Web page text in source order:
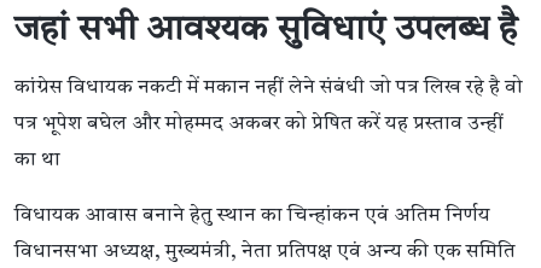
जहां सभी आवश्यक सुविधाएं उपलब्ध है
कांग्रेस विधायक नकटी में मकान नहीं लेने संबंधी जो पत्र लिख रहे है वो
पत्र भूपेश बघेल और मोहम्मद अकबर को प्रेषित करें यह प्रस्ताव उन्हीं
का था
विधायक आवास बनाने हेतु स्थान का चिन्हांकन एवं अतिम निर्णय
विधानसभा अध्यक्ष, मुख्यमंत्री, नेता प्रतिपक्ष एवं अन्य की एक समिति